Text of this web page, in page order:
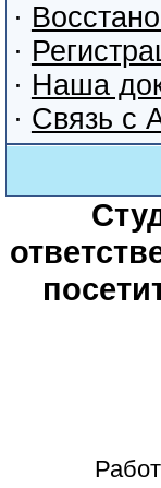
·
·
· Наша
· Связь с